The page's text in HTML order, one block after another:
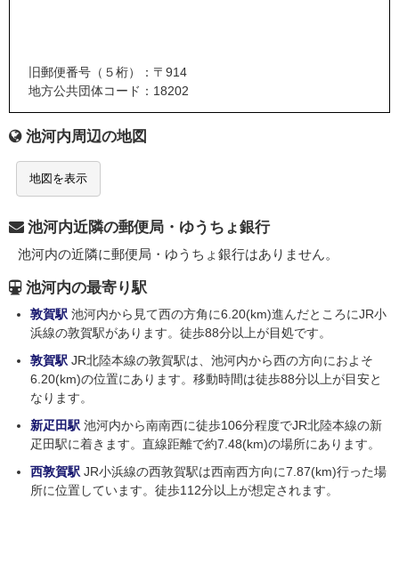
旧郵便番号（５桁）：〒914
地方公共団体コード：18202
池河内周辺の地図
地図を表示
池河内近隣の郵便局・ゆうちょ銀行
池河内の近隣に郵便局・ゆうちょ銀行はありません。
池河内の最寄り駅
敦賀駅 池河内から見て西の方角に6.20(km)進んだところにJR小
浜線の敦賀駅があります。徒歩88分以上が目処です。
敦賀駅 JR北陸本線の敦賀駅は、池河内から西の方向におよそ
6.20(km)の位置にあります。移動時間は徒歩88分以上が目安と
なります。
新疋田駅 池河内から南南西に徒歩106分程度でJR北陸本線の新
疋田駅に着きます。直線距離で約7.48(km)の場所にあります。
西敦賀駅 JR小浜線の西敦賀駅は西南西方向に7.87(km)行った場
所に位置しています。徒歩112分以上が想定されます。